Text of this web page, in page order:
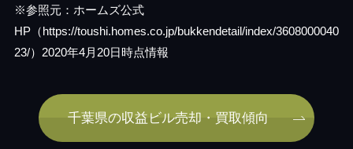
※参照元：ホームズ公式
HP（https://toushi.homes.co.jp/bukkendetail/index/3608000040
23/）2020年4月20日時点情報
千葉県の収益ビル売却・買取傾向